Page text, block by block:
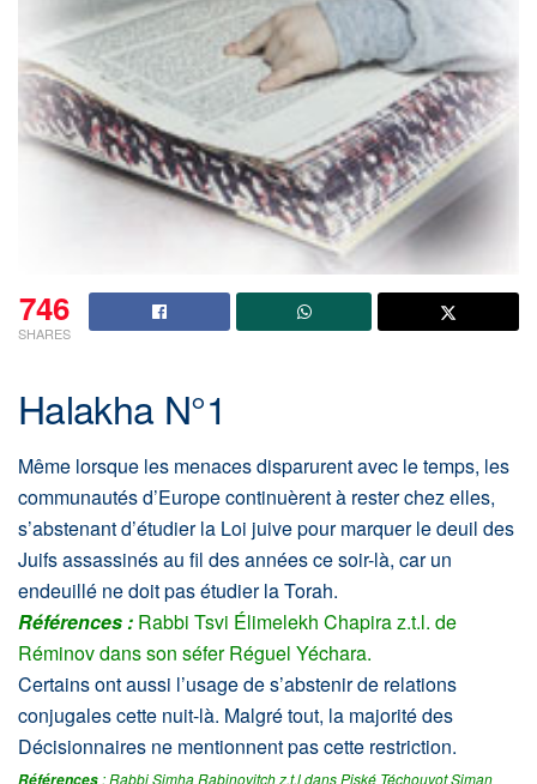
746
SHARES
Halakha N°1
Même lorsque les menaces disparurent avec le temps, les
communautés d’Europe continuèrent à rester chez elles,
s’abstenant d’étudier la Loi juive pour marquer le deuil des
Juifs assassinés au fil des années ce soir-là, car un
endeuillé ne doit pas étudier la Torah.
Références : Rabbi Tsvi Élimelekh Chapira z.t.l. de
Réminov dans son séfer Réguel Yéchara.
Certains ont aussi l’usage de s’abstenir de relations
conjugales cette nuit-là. Malgré tout, la majorité des
Décisionnaires ne mentionnent pas cette restriction.
Références : Rabbi Simha Rabinovitch z.t.l dans Piské Téchouvot Siman